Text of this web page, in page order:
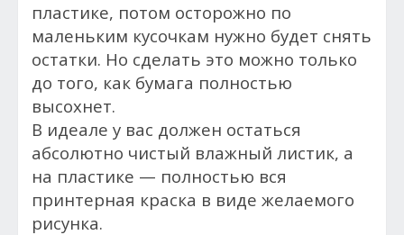
пластике, потом осторожно по
маленьким кусочкам нужно будет снять
остатки. Но сделать это можно только
до того, как бумага полностью
высохнет.
В идеале у вас должен остаться
абсолютно чистый влажный листик, а
на пластике — полностью вся
принтерная краска в виде желаемого
рисунка.